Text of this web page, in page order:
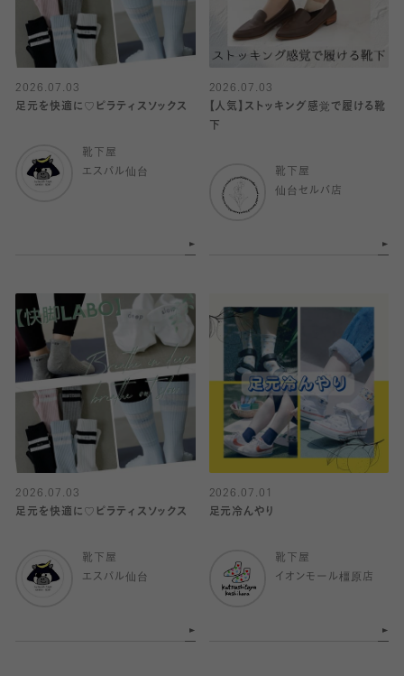
2026.07.03
足元を快適に♡ピラティスソックス
靴下屋
エスパル仙台
2026.07.03
【人気】ストッキング感覚で履ける靴
下
靴下屋
仙台セルバ店
2026.07.03
足元を快適に♡ピラティスソックス
靴下屋
エスパル仙台
2026.07.01
足元冷んやり
靴下屋
イオンモール橿原店